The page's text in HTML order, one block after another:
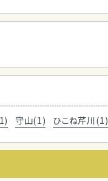
守山(1) ひこね芹川(1)